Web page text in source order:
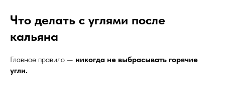
Что делать с углями после
кальяна
Главное правило — никогда не выбрасывать горячие
угли.